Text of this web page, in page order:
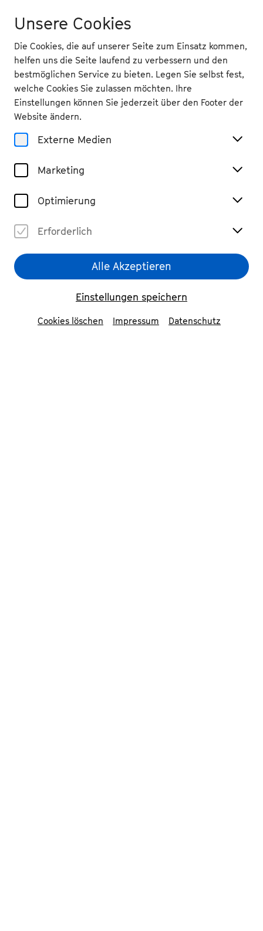
Unsere Cookies
Die Cookies, die auf unserer Seite zum Einsatz kommen,
helfen uns die Seite laufend zu verbessern und den
bestmöglichen Service zu bieten. Legen Sie selbst fest,
welche Cookies Sie zulassen möchten. Ihre
Einstellungen können Sie jederzeit über den Footer der
Website ändern.
Externe Medien
Marketing
Optimierung
Erforderlich
Alle Akzeptieren
Einstellungen speichern
Cookies löschen Impressum Datenschutz
Digitales
Programmheft
Do 3.10.
11 Uhr , Bonner
Regierungsviertel
Musikfest der Demokratie